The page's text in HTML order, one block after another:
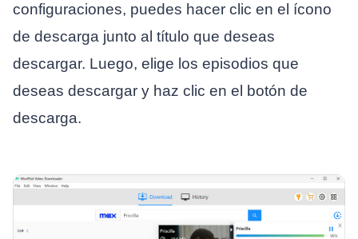
configuraciones, puedes hacer clic en el ícono
de descarga junto al título que deseas
descargar. Luego, elige los episodios que
deseas descargar y haz clic en el botón de
descarga.